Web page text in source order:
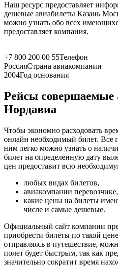
Наш ресурс предоставляет
дешевые авиабилеты Казань
можно узнать обо всех
предоставляет компания.
+7 800 200 00 55Телефон
РоссияСтрана авиакомпании
2004Год основания
Рейсы совершаемые
Нордавиа
Чтобы экономно расходовать
онлайн необходимый билет. Все
ним легко можно узнать о
билет на определенную дату
цен предоставит всю
любых видах билетов,
авиакомпании перевозчике,
какие цены на билеты
числе и самые дешевые.
Официальный сайт компании
приобрести билеты по такой
отправляясь в путешествие,
полет будет быстрым, так как
значительно сократит время